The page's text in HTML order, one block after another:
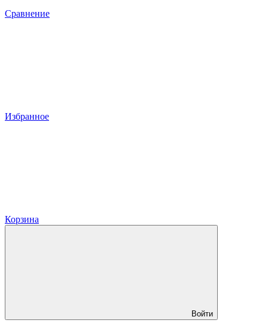
Сравнение
Избранное
Корзина
Войти